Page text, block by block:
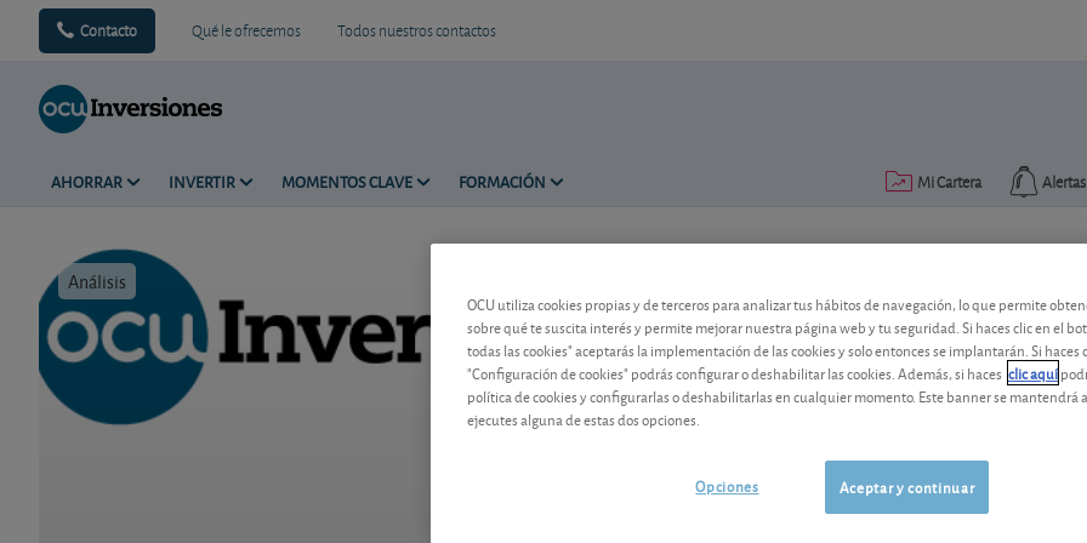
Contacto Qué le ofrecemos Todos nuestros contactos
AHORRAR INVERTIR MOMENTOS CLAVE FORMACIÓN Alertas
Mi Cartera
Análisis
Nestlé: interés por la china
El grupo suizo ha mostrado su interés
la confitería. ¿Qué nos parecen esta
CH0038863350
OCU utiliza cookies propias y de terceros para analizar tus hábitos de navegación, lo que permite
sobre qué te suscita interés y permite mejorar nuestra página web y tu seguridad. Si haces clic en el
todas las cookies" aceptarás la implementación de las cookies y solo entonces se implantarán. Si haces
"Configuración de cookies" podrás configurar o deshabilitar las cookies. Además, si haces clic aquí
política de cookies y configurarlas o deshabilitarlas en cualquier momento. Este banner se mantendrá
ejecutes alguna de estas dos opciones.
Aceptar y continuar
Opciones